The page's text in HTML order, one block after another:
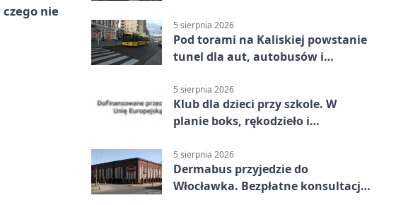
czego nie
5 sierpnia 2026
Pod torami na Kaliskiej powstanie
tunel dla aut, autobusów i
5 sierpnia 2026
Klub dla dzieci przy szkole. W
planie boks, rękodzieło i
5 sierpnia 2026
Dermabus przyjedzie do
Włocławka. Bezpłatne konsultacje